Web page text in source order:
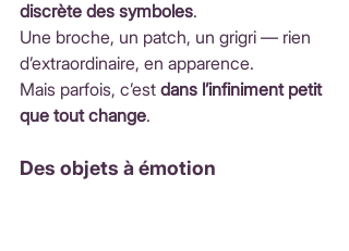
discrète des symboles.
Une broche, un patch, un grigri — rien
d’extraordinaire, en apparence.
Mais parfois, c’est dans l’infiniment petit
que tout change.
Des objets à émotion